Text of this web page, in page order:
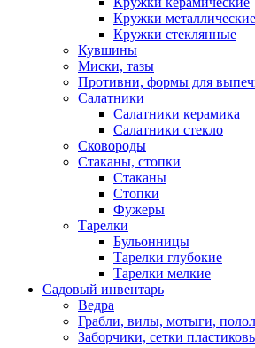
Кружки металлические
Кружки стеклянные
Кувшины
Миски, тазы
Противни, формы для
Салатники
Салатники керамика
Салатники стекло
Сковороды
Стаканы, стопки
Стаканы
Стопки
Фужеры
Тарелки
Бульонницы
Тарелки глубокие
Тарелки мелкие
Садовый инвентарь
Ведра
Грабли, вилы, мотыги,
Заборчики, сетки